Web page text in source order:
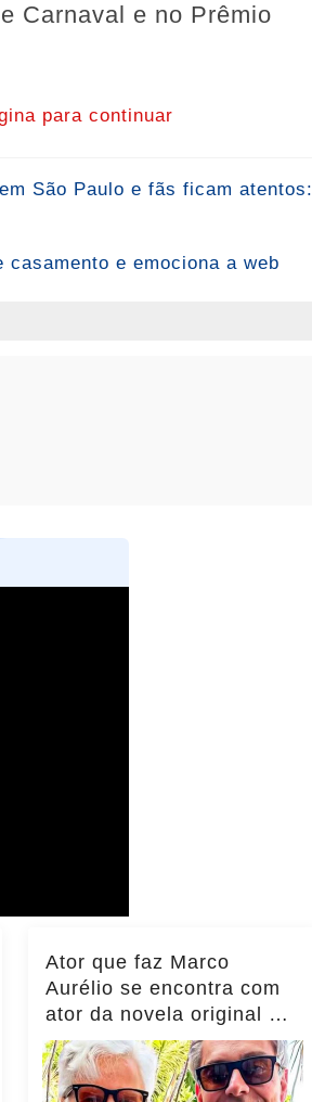
Carnaval e no Prêmio
para continuar
São Paulo e fãs ficam atentos:
e emociona a web
Ator que faz Marco
Aurélio se encontra com
ator da novela original e
momento viraliza,
notícias!... ver mais